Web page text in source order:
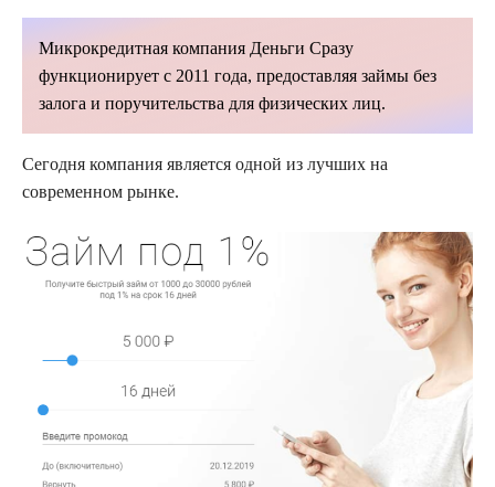
Микрокредитная компания Деньги Сразу
функционирует с 2011 года, предоставляя займы без
залога и поручительства для физических лиц.
Сегодня компания является одной из лучших на
современном рынке.